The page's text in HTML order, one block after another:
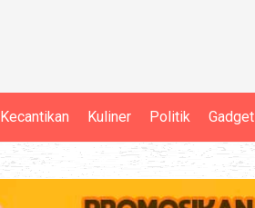
Kecantikan Kuliner Politik Gadget